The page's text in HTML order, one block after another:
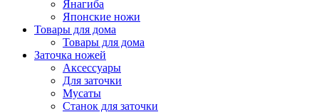
Янагиба
Японские ножи
Товары для дома
Товары для дома
Заточка ножей
Аксессуары
Для заточки
Мусаты
Станок для заточки